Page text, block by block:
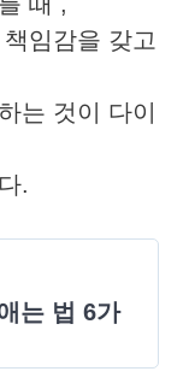
임감을 갖고
는 것이 다이
.
는 법 6가